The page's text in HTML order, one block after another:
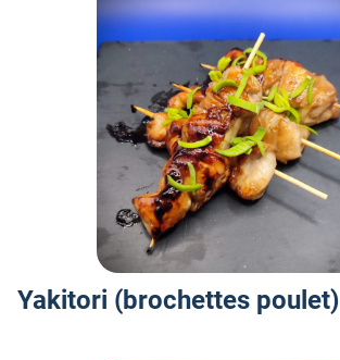
Yakitori (brochettes poulet)